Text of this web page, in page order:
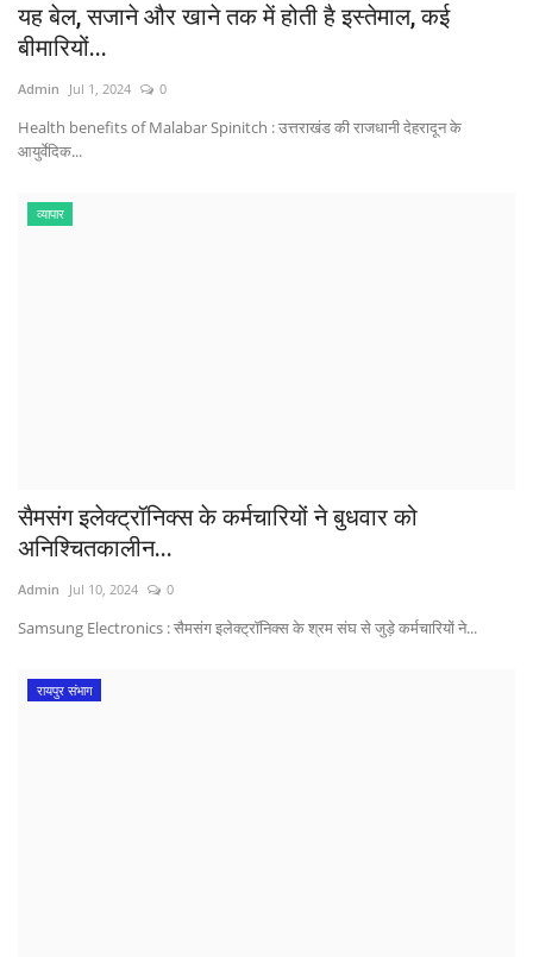
यह बेल, सजाने और खाने तक में होती है इस्तेमाल, कई
बीमारियों...
Admin Jul 1, 2024 0
Health benefits of Malabar Spinitch : उत्तराखंड की राजधानी देहरादून के
आयुर्वेदिक...
व्यापार
सैमसंग इलेक्ट्रॉनिक्स के कर्मचारियों ने बुधवार को
अनिश्चितकालीन...
Admin Jul 10, 2024 0
Samsung Electronics : सैमसंग इलेक्ट्रॉनिक्स के श्रम संघ से जुड़े कर्मचारियों ने...
रायपुर संभाग